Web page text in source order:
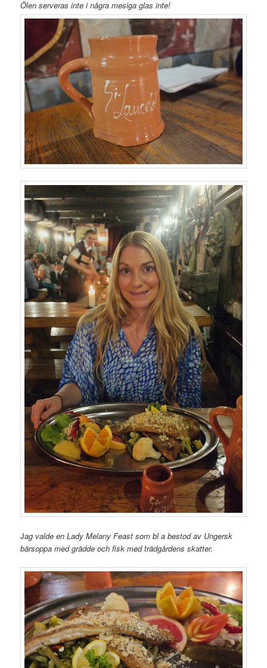
Ölen serveras inte i några mesiga glas inte!
Jag valde en Lady Melany Feast som bl a bestod av Ungersk
bärsoppa med grädde och fisk med trädgårdens skatter.